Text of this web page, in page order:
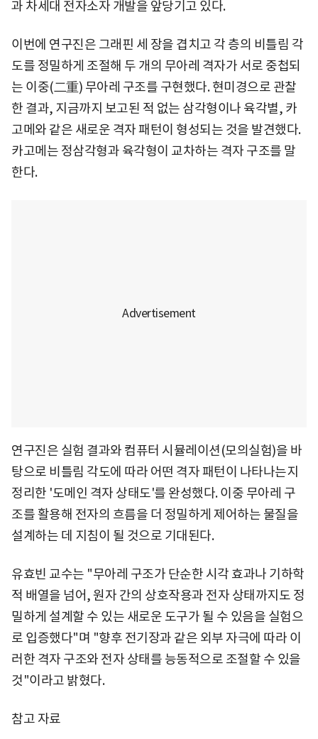
과 차세대 전자소자 개발을 앞당기고 있다.
이번에 연구진은 그래핀 세 장을 겹치고 각 층의 비틀림 각
도를 정밀하게 조절해 두 개의 무아레 격자가 서로 중첩되
는 이중(二重) 무아레 구조를 구현했다. 현미경으로 관찰
한 결과, 지금까지 보고된 적 없는 삼각형이나 육각별, 카
고메와 같은 새로운 격자 패턴이 형성되는 것을 발견했다.
카고메는 정삼각형과 육각형이 교차하는 격자 구조를 말
한다.
연구진은 실험 결과와 컴퓨터 시뮬레이션(모의실험)을 바
탕으로 비틀림 각도에 따라 어떤 격자 패턴이 나타나는지
정리한 '도메인 격자 상태도'를 완성했다. 이중 무아레 구
조를 활용해 전자의 흐름을 더 정밀하게 제어하는 물질을
설계하는 데 지침이 될 것으로 기대된다.
유효빈 교수는 "무아레 구조가 단순한 시각 효과나 기하학
적 배열을 넘어, 원자 간의 상호작용과 전자 상태까지도 정
밀하게 설계할 수 있는 새로운 도구가 될 수 있음을 실험으
로 입증했다"며 "향후 전기장과 같은 외부 자극에 따라 이
러한 격자 구조와 전자 상태를 능동적으로 조절할 수 있을
것"이라고 밝혔다.
참고 자료